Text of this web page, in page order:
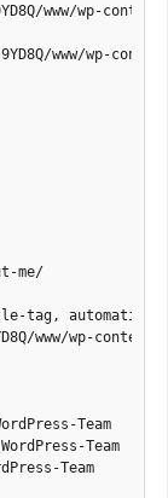
www/wp-
www/wp-
me/
tag, automatic-
www/wp-content/
Team
Team
Team